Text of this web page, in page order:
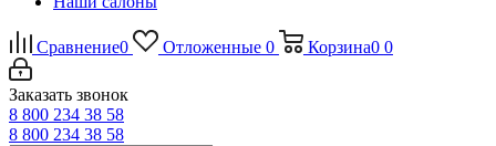
Сравнение0 Отложенные 0 Корзина0 0
Заказать звонок
8 800 234 38 58
8 800 234 38 58